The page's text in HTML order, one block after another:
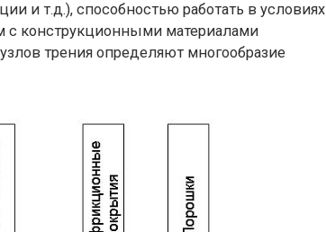
и т.д.), способностью работать в условиях
с конструкционными материалами
трения определяют многообразие